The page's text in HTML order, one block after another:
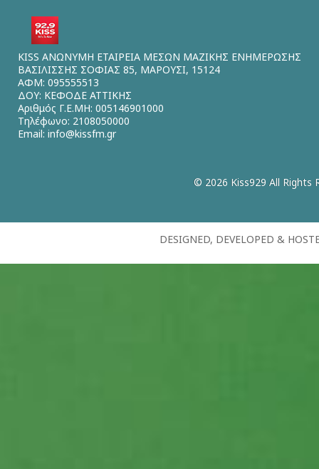
KISS ΑΝΩΝΥΜΗ ΕΤΑΙΡΕΙΑ ΜΕΣΩΝ ΜΑΖΙΚΗΣ ΕΝΗΜΕΡΩΣΗΣ
ΒΑΣΙΛΙΣΣΗΣ ΣΟΦΙΑΣ 85, ΜΑΡΟΥΣΙ, 15124
ΑΦΜ: 095555513
ΔΟΥ: ΚΕΦΟΔΕ ΑΤΤΙΚΗΣ
Αριθμός Γ.Ε.ΜΗ: 005146901000
Τηλέφωνο: 2108050000
Email: info@kissfm.gr
© 2026 Kiss929 All Rights
DESIGNED, DEVELOPED &